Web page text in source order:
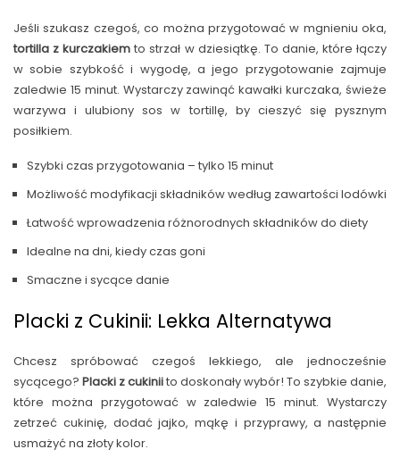
Jeśli szukasz czegoś, co można przygotować w mgnieniu oka,
tortilla z kurczakiem to strzał w dziesiątkę. To danie, które łączy
w sobie szybkość i wygodę, a jego przygotowanie zajmuje
zaledwie 15 minut. Wystarczy zawinąć kawałki kurczaka, świeże
warzywa i ulubiony sos w tortillę, by cieszyć się pysznym
posiłkiem.
Szybki czas przygotowania – tylko 15 minut
Możliwość modyfikacji składników według zawartości lodówki
Łatwość wprowadzenia różnorodnych składników do diety
Idealne na dni, kiedy czas goni
Smaczne i sycące danie
Placki z Cukinii: Lekka Alternatywa
Chcesz spróbować czegoś lekkiego, ale jednocześnie
sycącego? Placki z cukiniito doskonały wybór! To szybkie danie,
które można przygotować w zaledwie 15 minut. Wystarczy
zetrzeć cukinię, dodać jajko, mąkę i przyprawy, a następnie
usmażyć na złoty kolor.